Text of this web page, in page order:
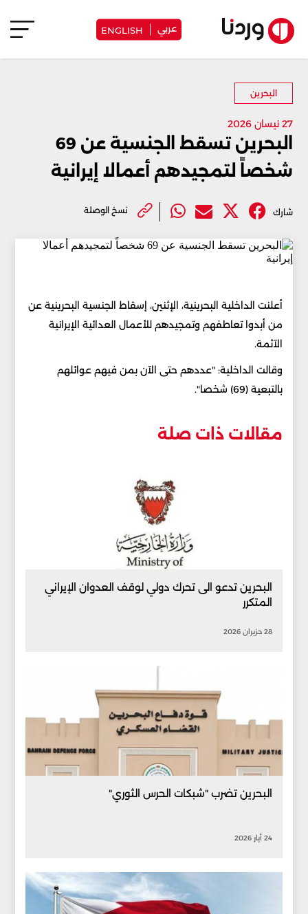
عربي ENGLISH
البحرين
27 نيسان 2026
البحرين تسقط الجنسية عن 69
شخصاً لتمجيدهم أعمالا إيرانية
شارك نسخ الوصلة
أعلنت الداخلية البحرينية، الإثنين، إسقاط الجنسية البحرينية عن
من أبدوا تعاطفهم وتمجيدهم للأعمال العدائية الإيرانية
الآثمة.
وقالت الداخلية: "عددهم حتى الآن بمن فيهم عوائلهم
بالتبعية (69) شخصا".
مقالات ذات صلة
البحرين تدعو الى تحرك دولي لوقف العدوان الإيراني
المتكرر
28 حزيران 2026
البحرين تضرب "شبكات الحرس الثوري"
24 أيار 2026